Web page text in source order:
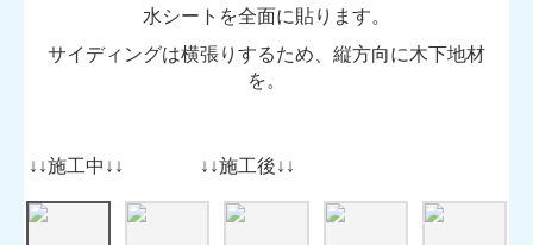
水シートを全面に貼ります。
サイディングは横張りするため、縦方向に木下地材
を。
↓↓施工中↓↓ ↓↓施工後↓↓